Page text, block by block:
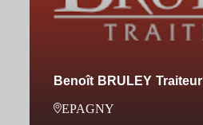
Benoît BRULEY Traiteur
EPAGNY